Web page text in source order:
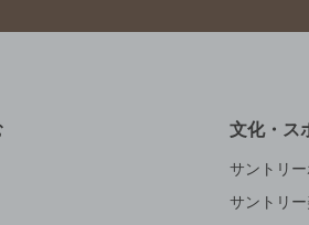
文化・ス
サントリ
サントリ